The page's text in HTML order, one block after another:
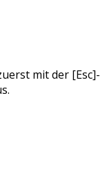
mit der [Esc]-